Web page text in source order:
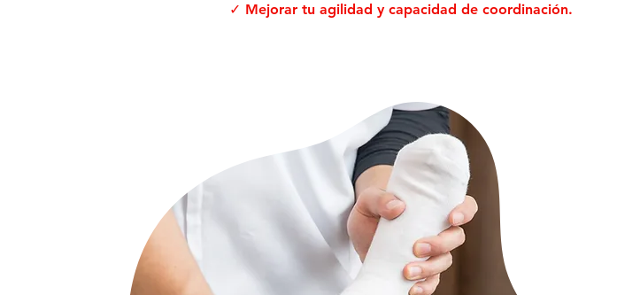
✓ Mejorar tu agilidad y capacidad de coordinación.